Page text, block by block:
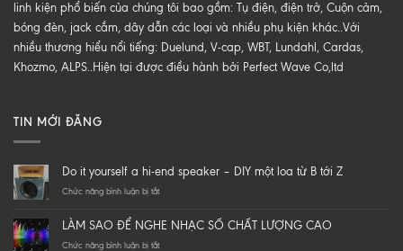
linh kiện phổ biến của chúng tôi bao gồm: Tụ điện, điện trở, Cuộn cảm,
bóng đèn, jack cắm, dây dẫn các loại và nhiều phụ kiện khác..Với
nhiều thương hiểu nổi tiếng: Duelund, V-cap, WBT, Lundahl, Cardas,
Khozmo, ALPS..Hiện tại được điều hành bởi Perfect Wave Co,ltd
TIN MỚI ĐĂNG
Do it yourself a hi-end speaker – DIY một loa từ B tới Z
Chức năng bình luận bị tắtở
yourself
a
LÀM SAO ĐỂ NGHE NHẠC SỐ CHẤT LƯỢNG CAO
Chức năng bình luận bị tắtở